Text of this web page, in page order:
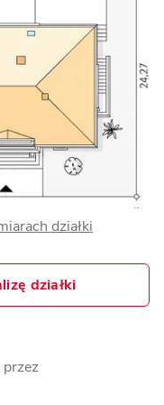
działki
działki
przez